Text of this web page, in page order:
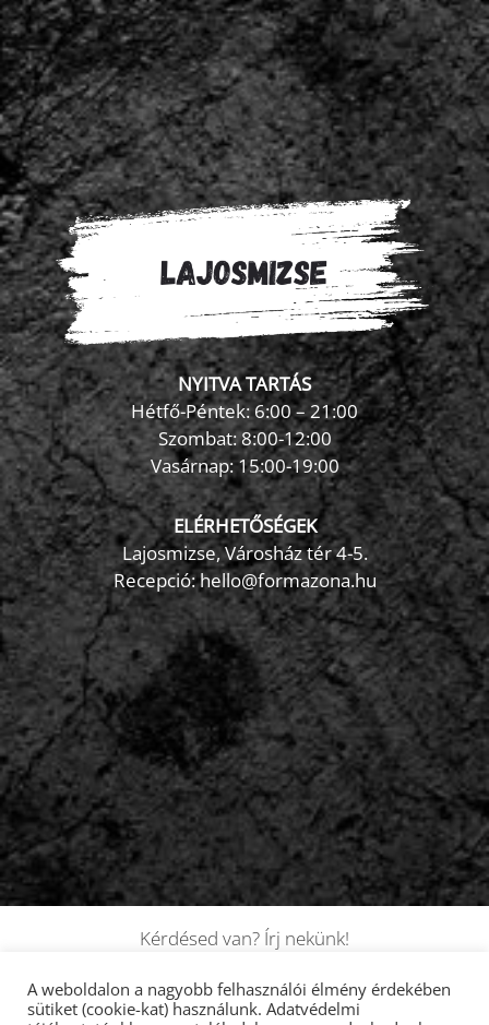
NYITVA TARTÁS
Hétfő-Péntek: 6:00 – 21:00
Szombat: 8:00-12:00
Vasárnap: 15:00-19:00
ELÉRHETŐSÉGEK
Lajosmizse, Városház tér 4-5.
Recepció:hello@formazona.hu
Kérdésed van? Írj nekünk!
A weboldalon a nagyobb felhasználói élmény érdekében
sütiket (cookie-kat) használunk. Adatvédelmi
FormaZona chatbot ×